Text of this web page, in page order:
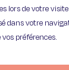
lors de votre
dans votre
préférences.
11 Rue de
75009